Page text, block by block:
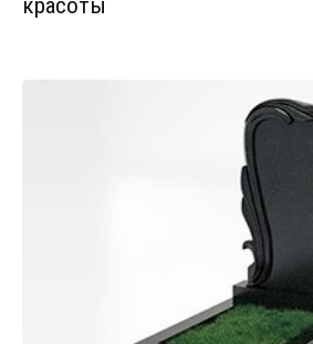
красоты